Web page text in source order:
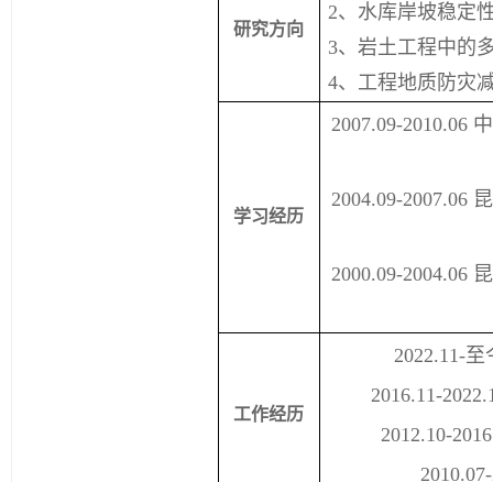
研究方向
2、 水库岸坡稳定
3、 岩土工程中的
4、工程地质防灾
学习经历
2007.09-2010.06
2004.09-2007.06
2000.09-2004.06
工作经历
2022.11-至
2016.11-
2012.10-